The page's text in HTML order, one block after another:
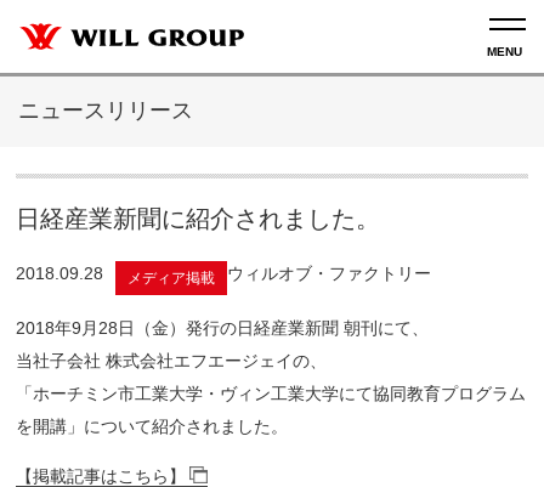
ニュースリリース
日経産業新聞に紹介されました。
2018.09.28 メディア掲載 ウィルオブ・ファクトリー
2018年9月28日（金）発行の日経産業新聞 朝刊にて、
当社子会社 株式会社エフエージェイの、
「ホーチミン市工業大学・ヴィン工業大学にて協同教育プログラム
を開講」について紹介されました。
【掲載記事はこちら】